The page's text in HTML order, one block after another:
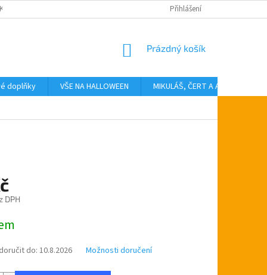
Přihlášení
NÁKUPNÍ
Prázdný košík
doplňky VŠE NA HALLOWEEN MIKULÁŠ, ČERT A ANDĚL
DPH
do: 10.8.2026 Možnosti doručení